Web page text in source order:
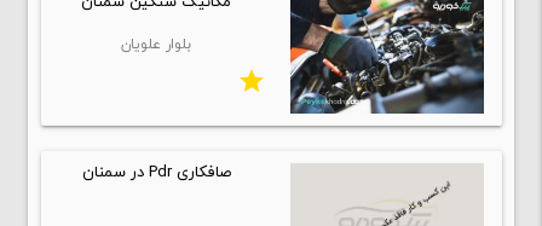
بلوار علویان
star
صافکاری Pdr در سمنان